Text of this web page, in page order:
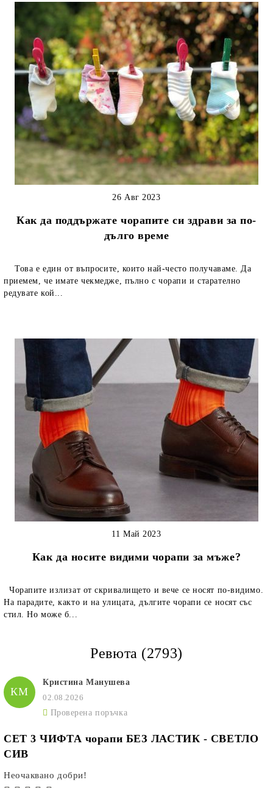
Как да поддържате чорапите си здрави за по-
дълго време
26 Авг 2023
Това е един от въпросите, които най-често получаваме. Да
приемем, че имате чекмедже, пълно с чорапи и старателно
редувате кой...
Как да носите видими чорапи за мъже?
11 Май 2023
Чорапите излизат от скривалището и вече се носят по-видимо.
На парадите, както и на улицата, дългите чорапи се носят със
стил. Но може б...
Ревюта (2793)
КМ
Кристина Манушева
02.08.2026
Проверена поръчка
СЕТ 3 ЧИФТА чорапи БЕЗ ЛАСТИК - СВЕТЛО
СИВ
Неочаквано добри!